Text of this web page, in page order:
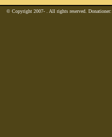
© Copyright 2007- . All rights reserved.